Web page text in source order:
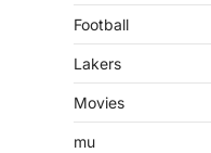
Football
Lakers
Movies
mu